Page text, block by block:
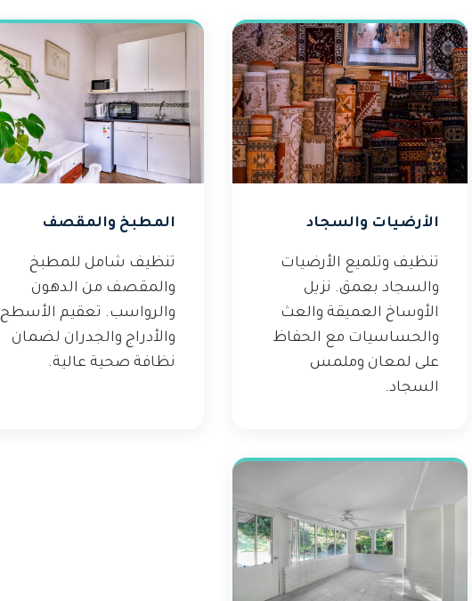
الأرضيات والسجاد
تنظيف وتلميع الأرضيات
والسجاد بعمق. نزيل
الأوساخ العميقة والعث
والحساسيات مع الحفاظ
على لمعان وملمس
السجاد.
المطبخ والمقصف
تنظيف شامل للمطبخ
والمقصف من الدهون
والرواسب. تعقيم الأسطح
والأدراج والجدران لضمان
نظافة صحية عالية.